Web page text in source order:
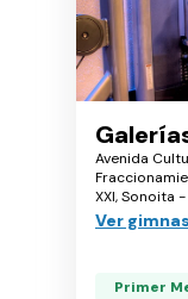
Avenida
XXI, Sonoita -
Ver
Primer